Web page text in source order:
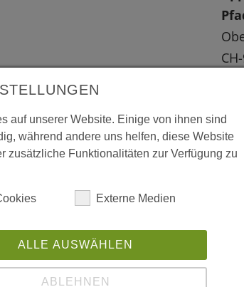
zu erhalten.
auf unserer Website. Einige von ihnen sind
während andere uns helfen, diese Website
zusätzliche Funktionalitäten zur Verfügung zu
Externe Medien
ALLE AUSWÄHLEN
ABLEHNEN